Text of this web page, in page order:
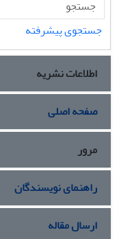
جستجوی پیشرفته
اطلاعات نشریه
صفحه اصلی
مرور
راهنمای نویسندگان
ارسال مقاله